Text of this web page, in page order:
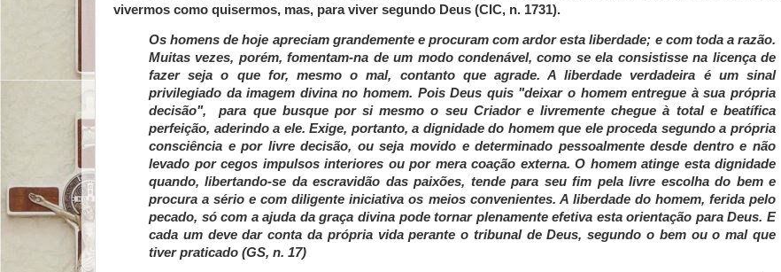
vivermos como quisermos, mas, para viver segundo Deus (CIC, n. 1731).
Os homens de hoje apreciam grandemente e procuram com ardor esta liberdade; e com toda a razão.
Muitas vezes, porém, fomentam-na de um modo condenável, como se ela consistisse na licença de
fazer seja o que for, mesmo o mal, contanto que agrade. A liberdade verdadeira é um sinal
privilegiado da imagem divina no homem. Pois Deus quis "deixar o homem entregue à sua própria
decisão", para que busque por si mesmo o seu Criador e livremente chegue à total e beatífica
perfeição, aderindo a ele. Exige, portanto, a dignidade do homem que ele proceda segundo a própria
consciência e por livre decisão, ou seja movido e determinado pessoalmente desde dentro e não
levado por cegos impulsos interiores ou por mera coação externa. O homem atinge esta dignidade
quando, libertando-se da escravidão das paixões, tende para seu fim pela livre escolha do bem e
procura a sério e com diligente iniciativa os meios convenientes. A liberdade do homem, ferida pelo
pecado, só com a ajuda da graça divina pode tornar plenamente efetiva esta orientação para Deus. E
cada um deve dar conta da própria vida perante o tribunal de Deus, segundo o bem ou o mal que
tiver praticado (GS, n. 17)